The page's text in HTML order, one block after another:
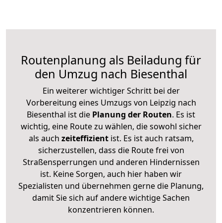
Routenplanung als Beiladung für
den Umzug nach Biesenthal
Ein weiterer wichtiger Schritt bei der
Vorbereitung eines Umzugs von Leipzig nach
Biesenthal ist die Planung der Routen. Es ist
wichtig, eine Route zu wählen, die sowohl sicher
als auch zeiteffizientist. Es ist auch ratsam,
sicherzustellen, dass die Route frei von
Straßensperrungen und anderen Hindernissen
ist. Keine Sorgen, auch hier haben wir
Spezialisten und übernehmen gerne die Planung,
damit Sie sich auf andere wichtige Sachen
konzentrieren können.